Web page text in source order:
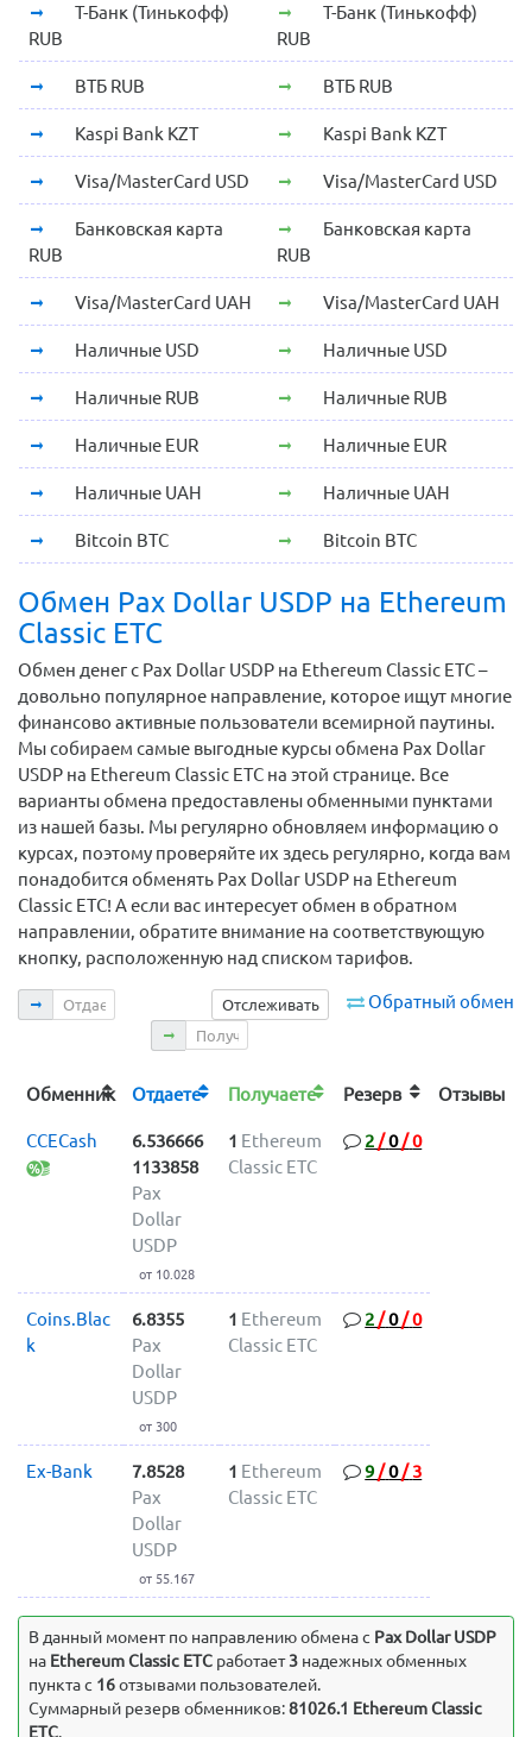
Т-Банк (Тинькофф)
RUB
Т-Банк (Тинькофф)
RUB
ВТБ RUB ВТБ RUB
Kaspi Bank KZT Kaspi Bank KZT
Visa/MasterCard USD Visa/MasterCard USD
Банковская карта
RUB
Банковская карта
RUB
Visa/MasterCard UAH Visa/MasterCard UAH
Наличные USD Наличные USD
Наличные RUB Наличные RUB
Наличные EUR Наличные EUR
Наличные UAH Наличные UAH
Bitcoin BTC Bitcoin BTC
Обмен Pax Dollar USDP на Ethereum
Classic ETC
Обмен денег с Pax Dollar USDP на Ethereum Classic ETC –
довольно популярное направление, которое ищут многие
финансово активные пользователи всемирной паутины.
Мы собираем самые выгодные курсы обмена Pax Dollar
USDP на Ethereum Classic ETC на этой странице. Все
варианты обмена предоставлены обменными пунктами
из нашей базы. Мы регулярно обновляем информацию о
курсах, поэтому проверяйте их здесь регулярно, когда вам
понадобится обменять Pax Dollar USDP на Ethereum
Classic ETC! А если вас интересует обмен в обратном
направлении, обратите внимание на соответствующую
кнопку, расположенную над списком тарифов.
Обратный обмен
Отслеживать
Отдаете
Получаете
Обменник Отдаете Получаете Резерв Отзывы
CCECash
6.536666
1133858
Pax
Dollar
USDP
от 10.028
1 Ethereum
Classic ETC
2 /0/0
Coins.Blac
k
6.8355
Pax
Dollar
USDP
от 300
1 Ethereum
Classic ETC
2 /0/0
Ex-Bank
7.8528
Pax
Dollar
USDP
от 55.167
1 Ethereum
Classic ETC
9 /0/ 3
В данный момент по направлению обмена c Pax Dollar USDP
на Ethereum Classic ETCработает3надежных обменных
пункта с 16отзывами пользователей.
Суммарный резерв обменников:81026.1 Ethereum Classic
ETC.